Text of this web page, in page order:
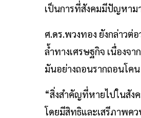
เป็นการที่สังคมมีปัญหาม
ศ.ดร.พวงทอง ยังกล่าวต่
ล้ำทางเศรษฐกิจ เนื่องจ
มันอย่างถอนรากถอนโค
“สิ่งสำคัญที่หายไปในสัง
โดยมีสิทธิและเสรีภาพค